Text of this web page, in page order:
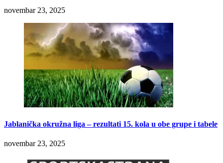
novembar 23, 2025
Jablanička okružna liga – rezultati 15. kola u obe grupe i tabele
novembar 23, 2025